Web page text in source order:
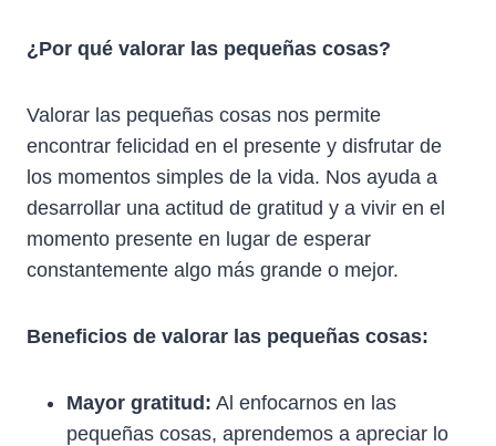
¿Por qué valorar las pequeñas cosas?
Valorar las pequeñas cosas nos permite
encontrar felicidad en el presente y disfrutar de
los momentos simples de la vida. Nos ayuda a
desarrollar una actitud de gratitud y a vivir en el
momento presente en lugar de esperar
constantemente algo más grande o mejor.
Beneficios de valorar las pequeñas cosas:
Mayor gratitud: Al enfocarnos en las
pequeñas cosas, aprendemos a apreciar lo